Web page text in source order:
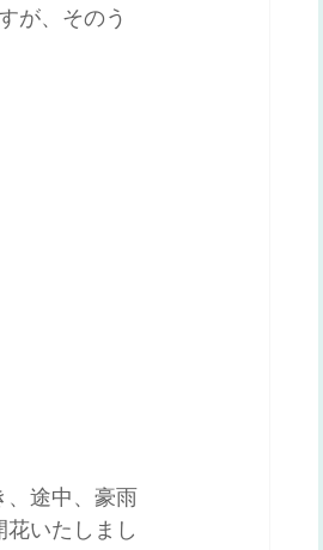
が、そのう
、途中、豪雨
いたしまし